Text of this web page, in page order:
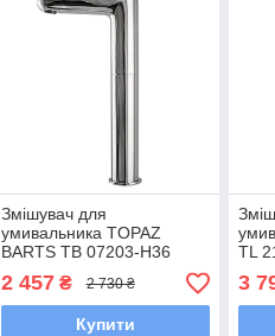
Змішувач для
умивальника TOPAZ
BARTS TB 07203-H36
високий H-305мм ,на
гайці,шланги TAQ-
M1055,D35
2 457₴ 2 730 ₴
Купити
TL
3